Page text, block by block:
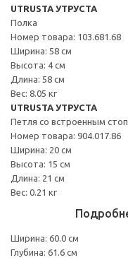
UTRUSTA УТРУСТА
Полка
Номер товара: 103.681.68
Ширина: 58 см
Высота: 4 см
Длина: 58 см
Вес: 8.05 кг
UTRUSTA УТРУСТА
Петля со встроенным
Номер товара: 904.017.86
Ширина: 20 см
Высота: 15 см
Длина: 21 см
Вес: 0.21 кг
Ширина: 60.0 см
Глубина: 61.6 см